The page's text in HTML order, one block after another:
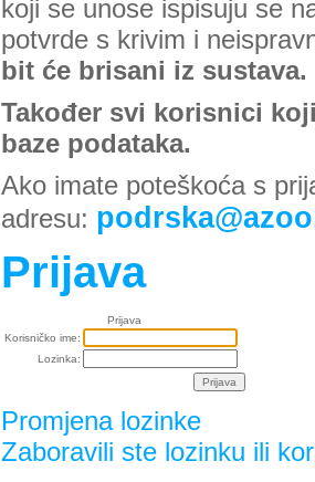
koji se unose ispisuju se
potvrde s krivim i
bit će brisani iz sustava.
Također svi korisnici
baze podataka.
Ako imate poteškoća s
adresu:
Prijava
Prijava
Korisničko ime:
Lozinka:
Promjena lozinke
Zaboravili ste lozinku ili